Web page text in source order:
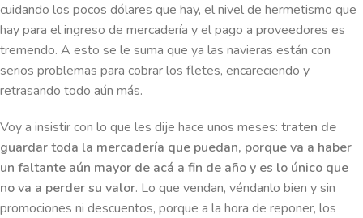
cuidando los pocos dólares que hay, el nivel de hermetismo que
hay para el ingreso de mercadería y el pago a proveedores es
tremendo. A esto se le suma que ya las navieras están con
serios problemas para cobrar los fletes, encareciendo y
retrasando todo aún más.
Voy a insistir con lo que les dije hace unos meses: traten de
guardar toda la mercadería que puedan, porque va a haber
un faltante aún mayor de acá a fin de año y es lo único que
no va a perder su valor. Lo que vendan, véndanlo bien y sin
promociones ni descuentos, porque a la hora de reponer, los